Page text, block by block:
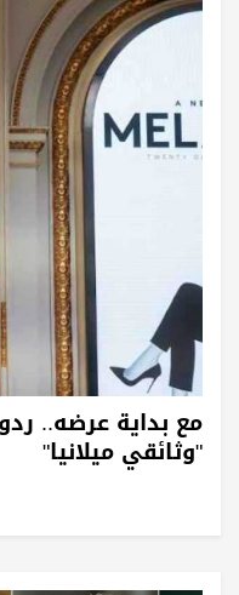
مع بداية عرضه..
"وثائقي ميلانيا"